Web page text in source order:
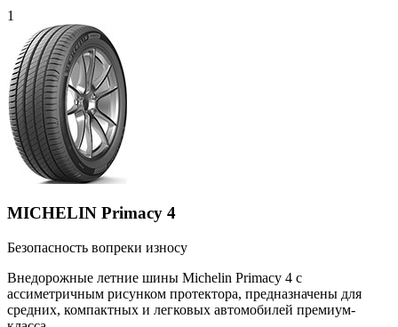
1
MICHELIN Primacy 4
Безопасность вопреки износу
Внедорожные летние шины Michelin Primacy 4 с
ассиметричным рисунком протектора, предназначены для
средних, компактных и легковых автомобилей премиум-